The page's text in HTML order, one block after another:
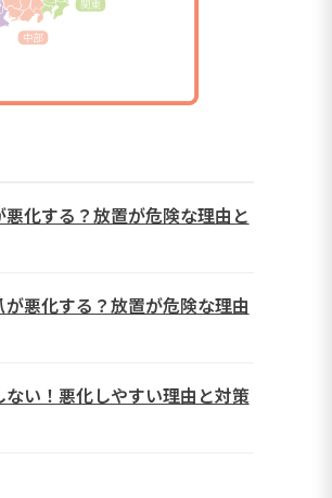
化する？放置が危険な理由と
悪化する？放置が危険な理由
い！悪化しやすい理由と対策